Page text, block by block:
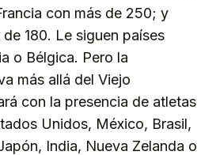
con más de 250; y
180. Le siguen países
o Bélgica. Pero la
más allá del Viejo
con la presencia de atletas
Unidos, México, Brasil,
India, Nueva Zelanda o